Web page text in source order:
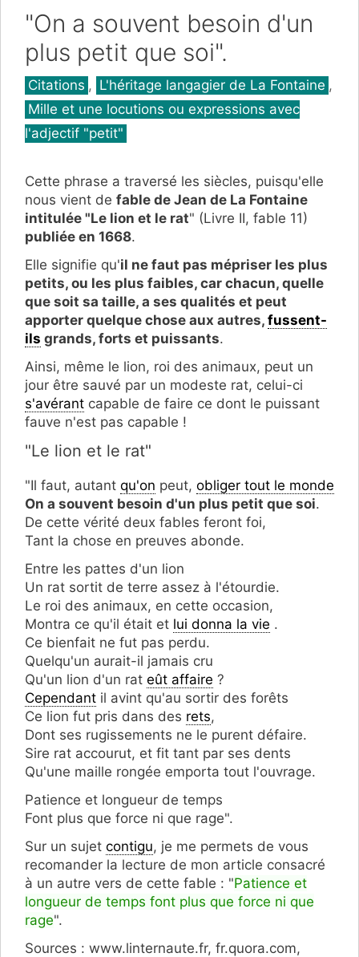
"On a souvent besoin d'un
plus petit que soi".
Catégories
Citations , L'héritage langagier de La Fontaine ,
Mille et une locutions ou expressions avec
l'adjectif "petit"
Cette phrase a traversé les siècles, puisqu'elle
nous vient de fable de Jean de La Fontaine
intitulée "Le lion et le rat" (Livre II, fable 11)
publiée en 1668.
Elle signifie qu'il ne faut pas mépriser les plus
petits, ou les plus faibles, car chacun, quelle
que soit sa taille, a ses qualités et peut
apporter quelque chose aux autres, fussent-
ils grands, forts et puissants.
Ainsi, même le lion, roi des animaux, peut un
jour être sauvé par un modeste rat, celui-ci
s'avérant capable de faire ce dont le puissant
fauve n'est pas capable !
"Le lion et le rat"
"Il faut, autant qu'on peut, obliger tout le monde
On a souvent besoin d'un plus petit que soi.
De cette vérité deux fables feront foi,
Tant la chose en preuves abonde.
Entre les pattes d'un lion
Un rat sortit de terre assez à l'étourdie.
Le roi des animaux, en cette occasion,
Montra ce qu'il était et lui donna la vie .
Ce bienfait ne fut pas perdu.
Quelqu'un aurait-il jamais cru
Qu'un lion d'un rat eût affaire ?
Cependant il avint qu'au sortir des forêts
Ce lion fut pris dans des rets,
Dont ses rugissements ne le purent défaire.
Sire rat accourut, et fit tant par ses dents
Qu'une maille rongée emporta tout l'ouvrage.
Patience et longueur de temps
Font plus que force ni que rage".
Sur un sujet contigu, je me permets de vous
recomander la lecture de mon article consacré
à un autre vers de cette fable : "Patience et
longueur de temps font plus que force ni que
rage".
Sources : www.linternaute.fr, fr.quora.com,